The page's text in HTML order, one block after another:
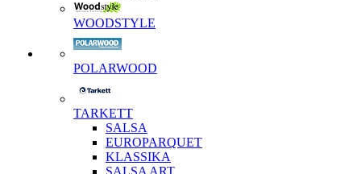
WOODSTYLE
POLARWOOD
TARKETT
SALSA
EUROPARQUET
KLASSIKA
SALSA ART